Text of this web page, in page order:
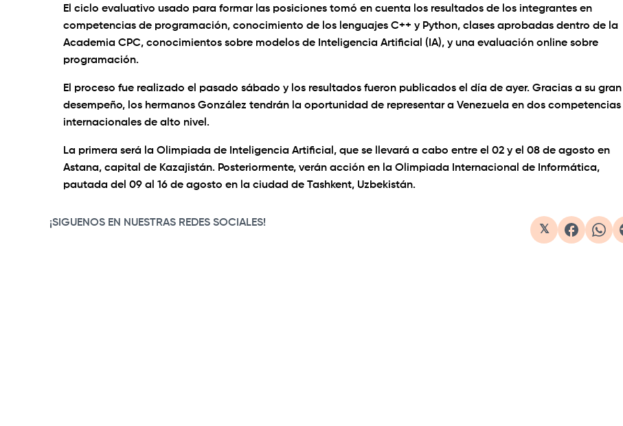
El ciclo evaluativo usado para formar las posiciones tomó en cuenta los resultados de los integrantes en
competencias de programación, conocimiento de los lenguajes C++ y Python, clases aprobadas dentro de la
Academia CPC, conocimientos sobre modelos de Inteligencia Artificial (IA), y una evaluación online sobre
programación.
El proceso fue realizado el pasado sábado y los resultados fueron publicados el día de ayer. Gracias a su gran
desempeño, los hermanos González tendrán la oportunidad de representar a Venezuela en dos competencias
internacionales de alto nivel.
La primera será la Olimpiada de Inteligencia Artificial, que se llevará a cabo entre el 02 y el 08 de agosto en
Astana, capital de Kazajistán. Posteriormente, verán acción en la Olimpiada Internacional de Informática,
pautada del 09 al 16 de agosto en la ciudad de Tashkent, Uzbekistán.
¡SIGUENOS EN NUESTRAS REDES SOCIALES!
𝕏